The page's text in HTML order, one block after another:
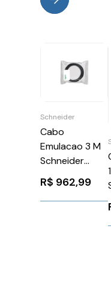
Schneider
Cabo
Emulacao 3 M
Schneider
VW3M8223R30
R$ 962,99